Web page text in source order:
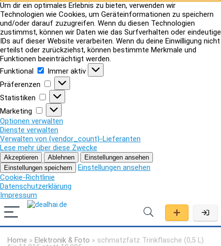
Um dir ein optimales Erlebnis zu bieten, verwenden wir
Technologien wie Cookies, um Geräteinformationen zu speichern
und/oder darauf zuzugreifen. Wenn du diesen Technologien
zustimmst, können wir Daten wie das Surfverhalten oder eindeutige
IDs auf dieser Website verarbeiten. Wenn du deine Einwilligung nicht
erteilst oder zurückziehst, können bestimmte Merkmale und
Funktionen beeinträchtigt werden.
Funktional
Funktional
Immer aktiv
Präferenzen
Präferenzen
Statistiken
Statistiken
Marketing
Marketing
Optionen verwalten
Dienste verwalten
Verwalten von {vendor_count}-Lieferanten
Lese mehr über diese Zwecke
Akzeptieren Ablehnen
Einstellungen ansehen
Einstellungen speichern
Einstellungen ansehen
Cookie-Richtlinie
Datenschutzerklärung
Impressum
Home » Elektronik & Foto » schmatzfatz Trinkflasche (0,5 L)